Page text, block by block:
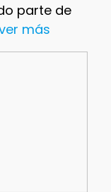
parte de
más